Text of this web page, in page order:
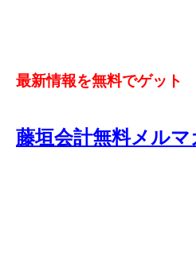
最新情報を無料でゲット
藤垣会計無料メル